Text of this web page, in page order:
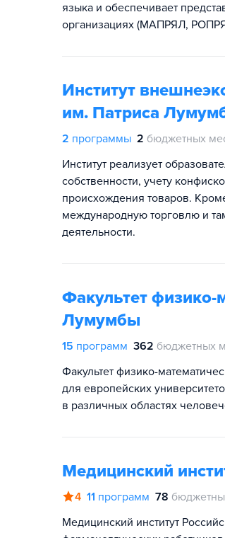
языка и обеспечивает
организациях (МАПРЯЛ,
Институт
им. Патриса
2 программы 2 бюджетных
Институт реализует
собственности, учету
происхождения товаров.
международную торговлю и
деятельности.
Факультет физико-
Лумумбы
15 программ 362 бюджетных
Факультет физико-
для европейских
в различных областях
Медицинский
4 11 программ 78
Медицинский институт